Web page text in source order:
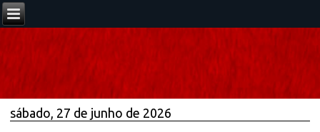
sábado, 27 de junho de 2026